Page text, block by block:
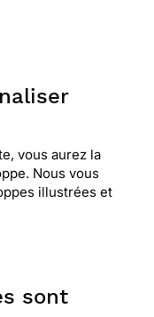
vous aurez la
Nous vous
illustrées et
sont